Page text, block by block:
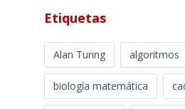
Etiquetas
Alan Turing algoritmos
biología matemática